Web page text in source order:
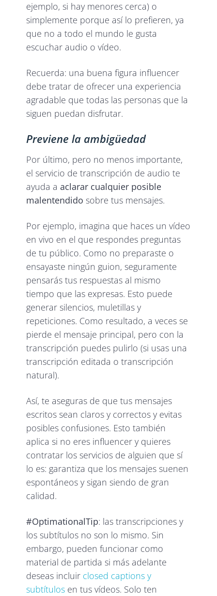
ejemplo, si hay menores cerca) o
simplemente porque así lo prefieren, ya
que no a todo el mundo le gusta
escuchar audio o vídeo.
Recuerda: una buena figura influencer
debe tratar de ofrecer una experiencia
agradable que todas las personas que la
siguen puedan disfrutar.
Previene la ambigüedad
Por último, pero no menos importante,
el servicio de transcripción de audio te
ayuda aaclarar cualquier posible
malentendido sobre tus mensajes.
Por ejemplo, imagina que haces un vídeo
en vivo en el que respondes preguntas
de tu público. Como no preparaste o
ensayaste ningún guion, seguramente
pensarás tus respuestas al mismo
tiempo que las expresas. Esto puede
generar silencios, muletillas y
repeticiones. Como resultado, a veces se
pierde el mensaje principal, pero con la
transcripción puedes pulirlo (si usas una
transcripción editada o transcripción
natural).
Así, te aseguras de que tus mensajes
escritos sean claros y correctos y evitas
posibles confusiones. Esto también
aplica si no eres influencer y quieres
contratar los servicios de alguien que sí
lo es: garantiza que los mensajes suenen
espontáneos y sigan siendo de gran
calidad.
#OptimationalTip: las transcripciones y
los subtítulos no son lo mismo. Sin
embargo, pueden funcionar como
material de partida si más adelante
deseas incluir closed captions y
subtítulos en tus vídeos. Solo ten